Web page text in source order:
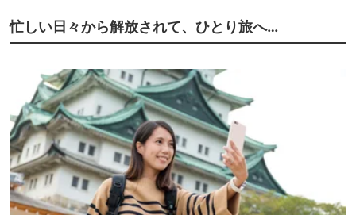
忙しい日々から解放されて、ひとり旅へ…